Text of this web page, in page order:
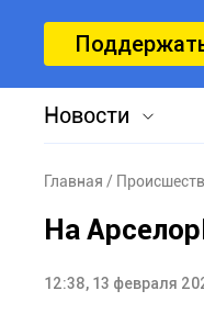
Новости
Главная
На
12:38, 13 февраля